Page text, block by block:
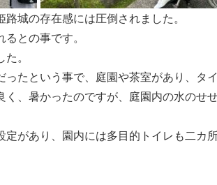
城の存在感には圧倒されました。
との事です。
。
ったという事で、庭園や茶室があり、タ
く、暑かったのですが、庭園内の水のせ
定があり、園内には多目的トイレも二カ